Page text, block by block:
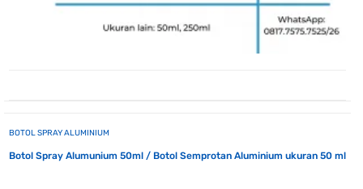
BOTOL SPRAY ALUMINIUM
Botol Spray Alumunium 50ml / Botol Semprotan Aluminium ukuran 50 ml